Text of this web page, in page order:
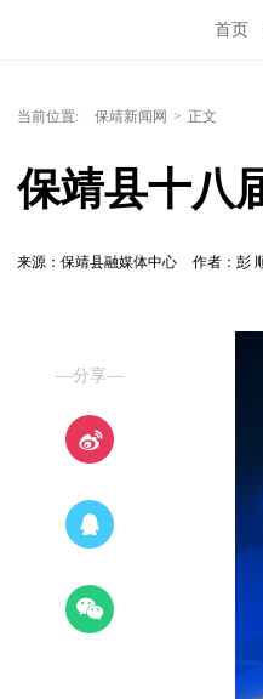
首页
当前位置: 保靖新闻网 > 正文
保靖县十八
来源：保靖县融媒体中心 作者：彭
—分享—